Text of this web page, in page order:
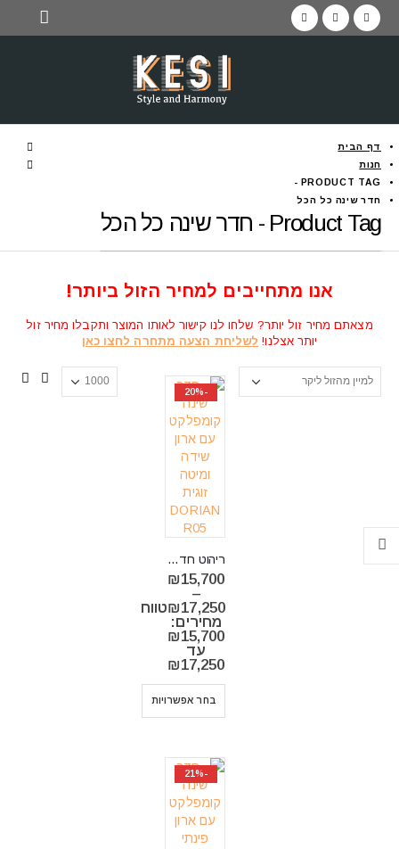
דף הבית
חנות
PRODUCT TAG -
חדר שינה כל הכל
Product Tag - חדר שינה כל הכל
אנו מתחייבים למחיר הזול ביותר!
מצאתם מחיר זול יותר? שלחו לנו קישור לאותו המוצר ותקבלו מחיר זול
יותר אצלנו! לשליחת הצעה מתחרה לחצו כאן
-20%
ריהוט חדר שינה קומפלקט בסגנון כפרי דגם DORIAN R05
₪15,700
–
₪17,250
טווח
מחירים:
עד
בחר אפשרויות
-21%